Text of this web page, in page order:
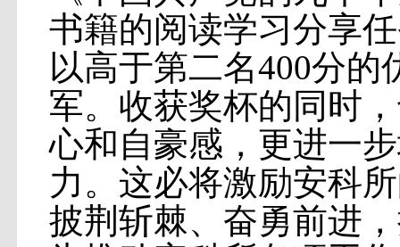
书籍的阅读学习分享
以高于第二名400分的
军。收获奖杯的同时
心和自豪感，更进一
力。这必将激励安科
披荆斩棘、奋勇前进